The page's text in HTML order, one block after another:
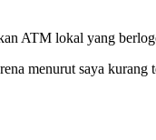
ATM lokal yang
menurut saya kurang